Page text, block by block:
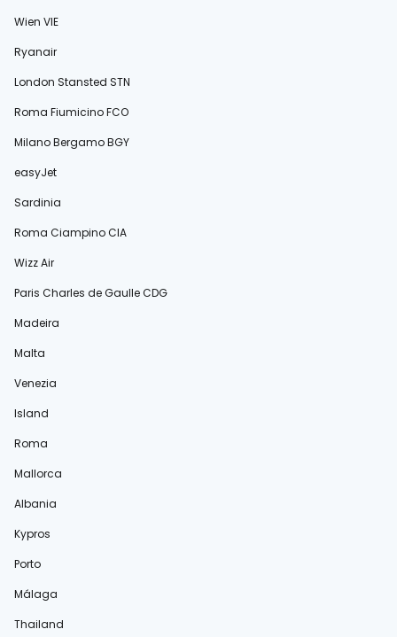
Wien VIE
Ryanair
London Stansted STN
Roma Fiumicino FCO
Milano Bergamo BGY
easyJet
Sardinia
Roma Ciampino CIA
Wizz Air
Paris Charles de Gaulle CDG
Madeira
Malta
Venezia
Island
Roma
Mallorca
Albania
Kypros
Porto
Málaga
Thailand